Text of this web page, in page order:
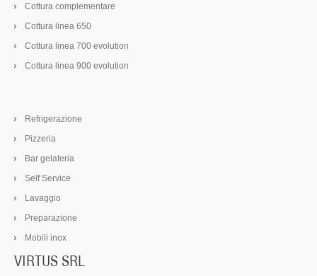
Cottura complementare
Cottura linea 650
Cottura linea 700 evolution
Cottura linea 900 evolution
Refrigerazione
Pizzeria
Bar gelateria
Self Service
Lavaggio
Preparazione
Mobili inox
VIRTUS SRL